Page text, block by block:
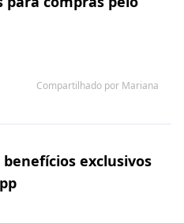
Compartilhado por Mariana
exclusivos